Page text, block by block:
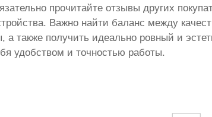
прочитайте отзывы других
Важно найти баланс между
также получить идеально ровный и
удобством и точностью работы.